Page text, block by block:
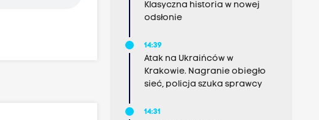
Klasyczna historia w nowej
odsłonie
14:39
Atak na Ukraińców w
Krakowie. Nagranie obiegło
sieć, policja szuka sprawcy
14:31